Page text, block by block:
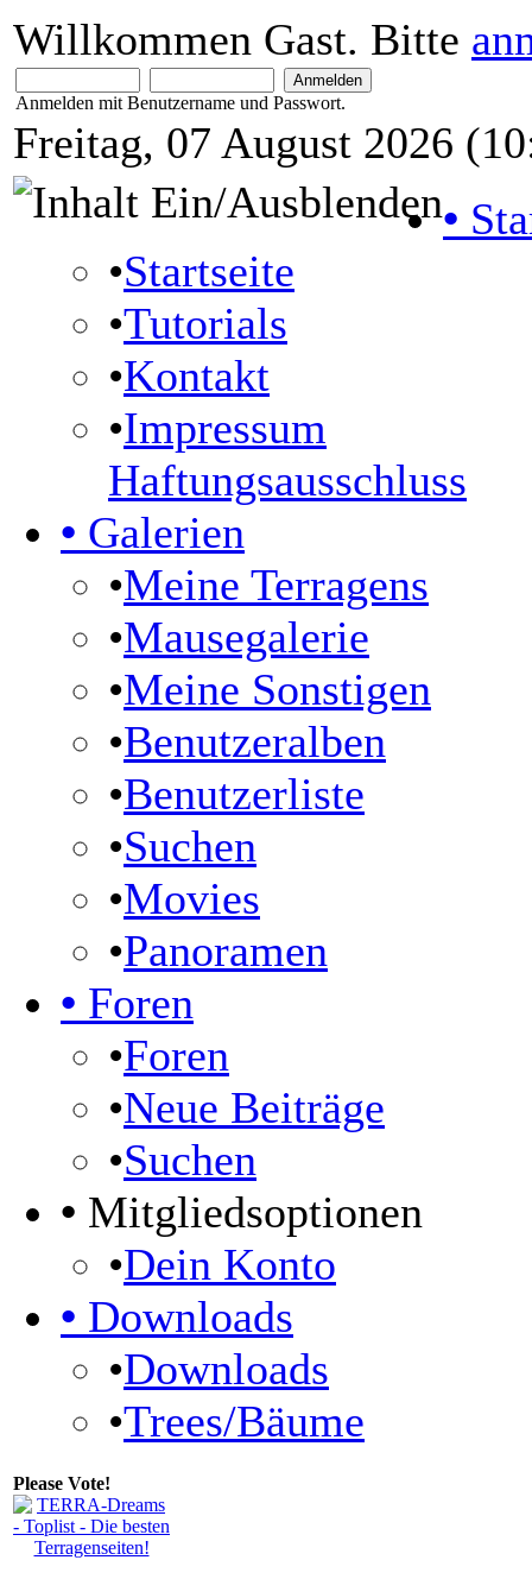
Willkommen Gast. Bitte
Anmelden mit Benutzername und Passwort.
Freitag, 07 August 2026
•
•Startseite
•Tutorials
•Kontakt
•Impressum
Haftungsausschluss
• Galerien
•Meine Terragens
•Mausegalerie
•Meine Sonstigen
•Benutzeralben
•Benutzerliste
•Suchen
•Movies
•Panoramen
• Foren
•Foren
•Neue Beiträge
•Suchen
• Mitgliedsoptionen
•Dein Konto
• Downloads
•Downloads
•Trees/Bäume
Please Vote!